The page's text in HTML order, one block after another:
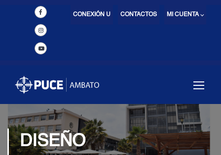
MI CUENTA ⌵
CONTACTOS
CONEXIÓN U
DISEÑO